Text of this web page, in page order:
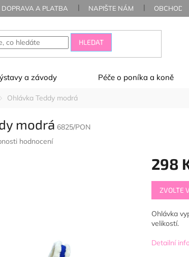
DOPRAVA A PLATBA NAPIŠTE NÁM
HLEDAT
a závody Péče o poníka a koně
Ohlávka Teddy modrá
modrá 6825/PON
hodnocení
298
Měrná
cena:
ZVOLTE
Ohlávka
velikostí.
Detailní